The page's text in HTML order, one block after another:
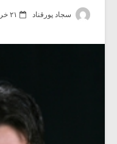
سجاد پورقناد ۲۱ خرداد ۱۳۸۹